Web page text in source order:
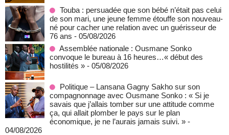
Touba : persuadée que son bébé n’était pas celui
de son mari, une jeune femme étouffe son nouveau-
né pour cacher une relation avec un guérisseur de
76 ans - 05/08/2026
Assemblée nationale : Ousmane Sonko
convoque le bureau à 16 heures…« début des
hostilités » - 05/08/2026
Politique – Lansana Gagny Sakho sur son
compagnonnage avec Ousmane Sonko : « Si je
savais que j’allais tomber sur une attitude comme
ça, qui allait plomber le pays sur le plan
économique, je ne l’aurais jamais suivi. » -
04/08/2026